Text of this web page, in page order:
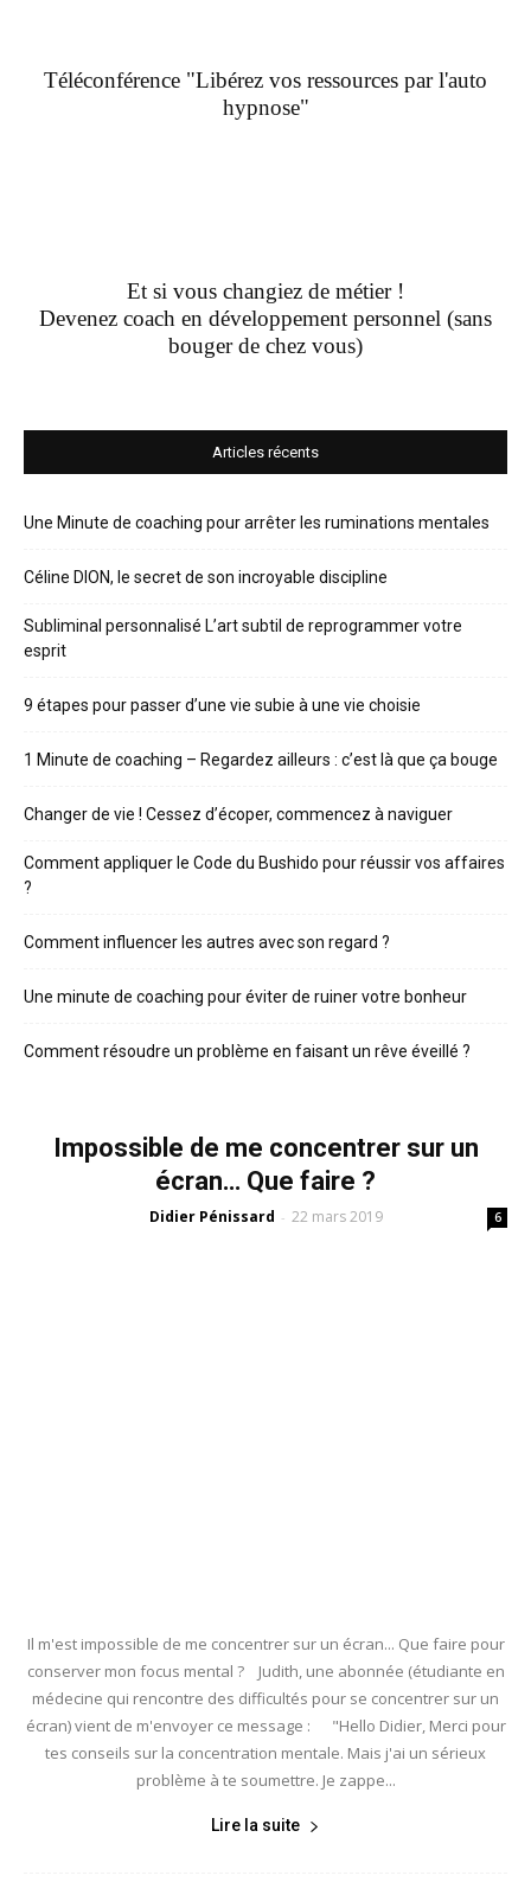
Téléconférence "Libérez vos ressources par l'auto
hypnose"
Et si vous changiez de métier !
Devenez coach en développement personnel (sans
bouger de chez vous)
Articles récents
Une Minute de coaching pour arrêter les ruminations mentales
Céline DION, le secret de son incroyable discipline
Subliminal personnalisé L’art subtil de reprogrammer votre
esprit
9 étapes pour passer d’une vie subie à une vie choisie
1 Minute de coaching – Regardez ailleurs : c’est là que ça bouge
Changer de vie ! Cessez d’écoper, commencez à naviguer
Comment appliquer le Code du Bushido pour réussir vos affaires
?
Comment influencer les autres avec son regard ?
Une minute de coaching pour éviter de ruiner votre bonheur
Comment résoudre un problème en faisant un rêve éveillé ?
Impossible de me concentrer sur un
écran… Que faire ?
Didier Pénissard - 22 mars 2019 6
Il m'est impossible de me concentrer sur un écran... Que faire pour
conserver mon focus mental ? Judith, une abonnée (étudiante en
médecine qui rencontre des difficultés pour se concentrer sur un
écran) vient de m'envoyer ce message : "Hello Didier, Merci pour
tes conseils sur la concentration mentale. Mais j'ai un sérieux
problème à te soumettre. Je zappe...
Lire la suite